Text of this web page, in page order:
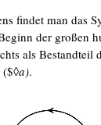
fin­det man das
der gro­ßen
als Bestand­teil
a).